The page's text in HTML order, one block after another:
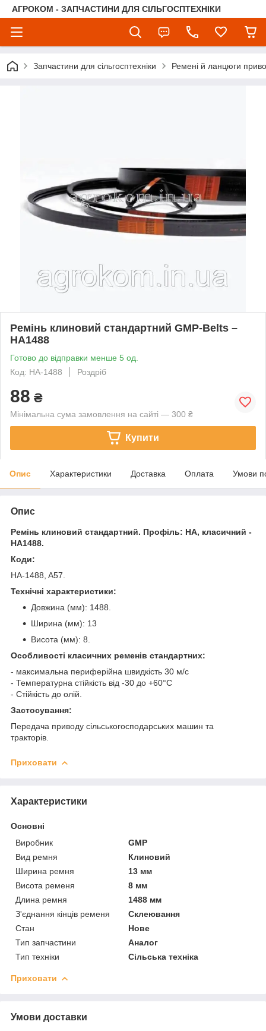
АГРОКОМ - ЗАПЧАСТИНИ ДЛЯ СІЛЬГОСПТЕХНІКИ
Запчастини для сільгосптехніки Ремені й ланцюги
Ремінь клиновий стандартний GMP-Belts –
HA1488
Готово до відправки менше 5 од.
Код: HA-1488
Роздріб
88 ₴
Мінімальна сума замовлення на сайті — 300 ₴
Купити
Опис Характеристики Доставка Оплата Умови
Опис
Ремінь клиновий стандартний. Профіль: HA, класичний -
HA1488.
Коди:
HA-1488, A57.
Технічні характеристики:
Довжина (мм): 1488.
Ширина (мм): 13
Висота (мм): 8.
Особливості класичних ременів стандартних:
- максимальна периферійна швидкість 30 м/с
- Температурна стійкість від -30 до +60°C
- Стійкість до олій.
Застосування:
Передача приводу сільськогосподарських машин та
тракторів.
Приховати
Характеристики
Основні
Виробник
GMP
Вид ремня
Клиновий
Ширина ремня
13 мм
Висота ременя
8 мм
Длина ремня
1488 мм
З'єднання кінців ременя
Склеювання
Стан
Нове
Тип запчастини
Аналог
Тип техніки
Сільська техніка
Приховати
Умови доставки